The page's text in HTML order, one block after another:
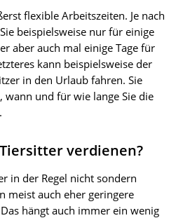
flexible Arbeitszeiten. Je nach
beispielsweise nur für einige
aber auch mal einige Tage für
kann beispielsweise der
in den Urlaub fahren. Sie
wann und für wie lange Sie die
verdienen?
in der Regel nicht sondern
meist auch eher geringere
hängt auch immer ein wenig